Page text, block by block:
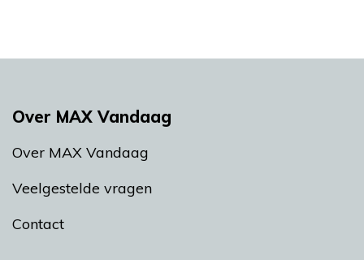
Over MAX Vandaag
Over MAX Vandaag
Veelgestelde vragen
Contact